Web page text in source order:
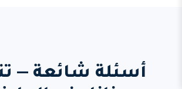
أسئلة شائعة —